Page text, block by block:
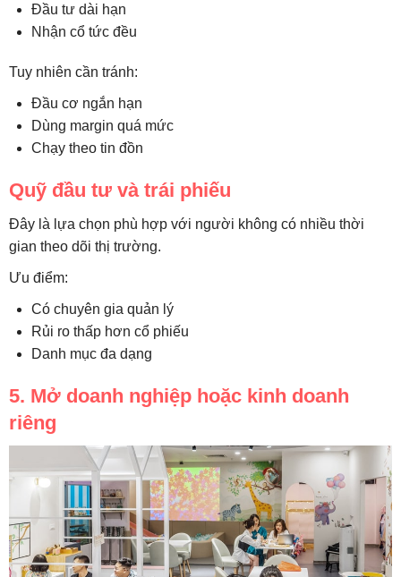
Đầu tư dài hạn
Nhận cổ tức đều
Tuy nhiên cần tránh:
Đầu cơ ngắn hạn
Dùng margin quá mức
Chạy theo tin đồn
Quỹ đầu tư và trái phiếu
Đây là lựa chọn phù hợp với người không có nhiều thời
gian theo dõi thị trường.
Ưu điểm:
Có chuyên gia quản lý
Rủi ro thấp hơn cổ phiếu
Danh mục đa dạng
5. Mở doanh nghiệp hoặc kinh doanh
riêng